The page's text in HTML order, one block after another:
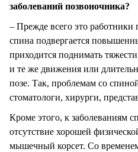
заболеваний позвоночника?
– Прежде всего это
спина подвергается
приходится поднимать
и те же движения или
позе. Так, проблемам со
стоматологи, хирурги,
Кроме этого, к заболеваниям
отсутствие хорошей
мышечный корсет. Со